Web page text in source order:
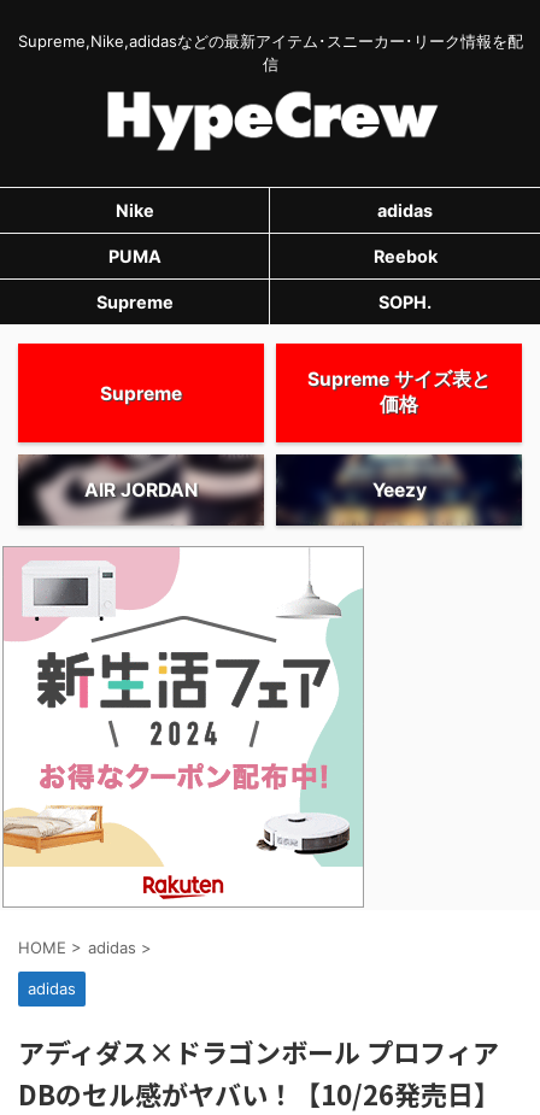
Supreme,Nike,adidasなどの最新アイテム･スニーカー･リーク情報を配
信
Nike adidas
PUMA Reebok
Supreme SOPH.
Supreme
Supreme サイズ表と
価格
AIR JORDAN Yeezy
HOME > adidas >
adidas
アディダス×ドラゴンボール プロフィア
DBのセル感がヤバい！【10/26発売日】